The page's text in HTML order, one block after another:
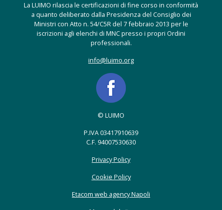
La LUIMO rilascia le certificazioni di fine corso in conformità
a quanto deliberato dalla Presidenza del Consiglio dei
Ministri con Atto n. 54/C5R del 7 febbraio 2013 per le
iscrizioni agli elenchi di MNC presso i propri Ordini
professionali.
info@luimo.org
© LUIMO
P.IVA 03417910639
C.F. 94007530630
Privacy Policy
Cookie Policy
Etacom web agency Napoli